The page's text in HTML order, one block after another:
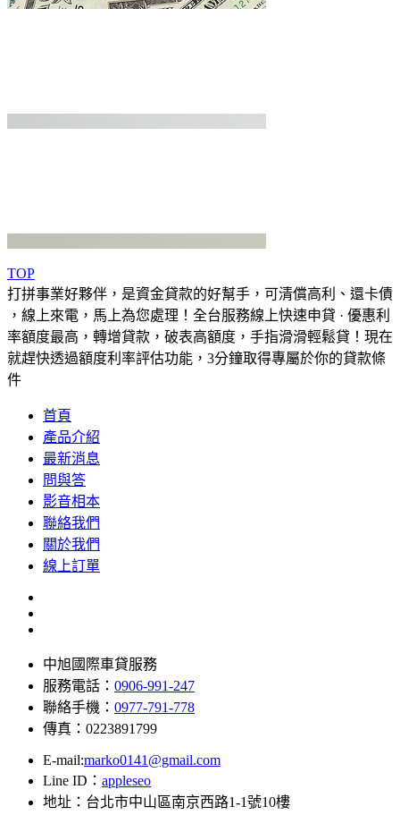
TOP
打拼事業好夥伴，是資金貸款的好幫手，可清償高利、還卡債
，線上來電，馬上為您處理！全台服務線上快速申貸 · 優惠利
率額度最高，轉增貸款，破表高額度，手指滑滑輕鬆貸！現在
就趕快透過額度利率評估功能，3分鐘取得專屬於你的貸款條
件
首頁
產品介紹
最新消息
問與答
影音相本
聯絡我們
關於我們
線上訂單
中旭國際車貸服務
服務電話： 0906-991-247
聯絡手機： 0977-791-778
傳真：0223891799
E-mail:marko0141@gmail.com
Line ID： appleseo
地址：台北市中山區南京西路1-1號10樓